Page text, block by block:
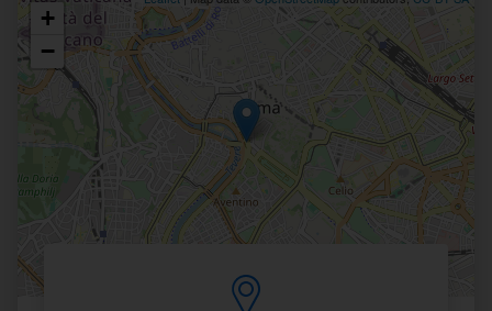
Posizione
+
−